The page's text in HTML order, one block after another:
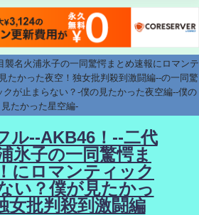
襲名火浦氷子の一同驚愕まとめ速報にロマンテ
たかった夜空！独女批判殺到激闘編--の一同驚
が止まらない？-僕の見たかった夜空編--僕の
見たかった星空編-
ル--AKB46！--二代
氷子の一同驚愕ま
にロマンティック
い？僕が見たかっ
女批判殺到激闘編